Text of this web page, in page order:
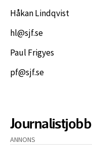
Håkan Lindqvist
hl@sjf.se
Paul Frigyes
pf@sjf.se
Journalistjobb
ANNONS